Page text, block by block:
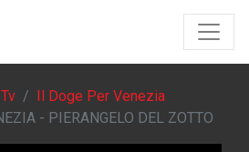
Il Doge Per Venezia
- PIERANGELO DEL ZOTTO